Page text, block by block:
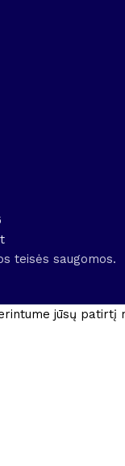
teisės saugomos.
jūsų patirtį